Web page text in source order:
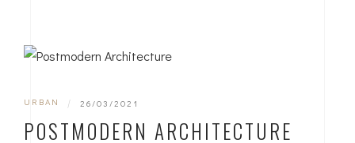
URBAN | 26/03/2021
POSTMODERN ARCHITECTURE